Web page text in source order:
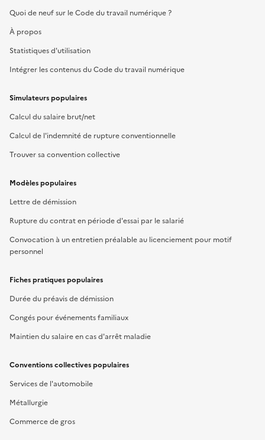
Quoi de neuf sur le Code du travail numérique ?
À propos
Statistiques d'utilisation
Intégrer les contenus du Code du travail numérique
Simulateurs populaires
Calcul du salaire brut/net
Calcul de l'indemnité de rupture conventionnelle
Trouver sa convention collective
Modèles populaires
Lettre de démission
Rupture du contrat en période d'essai par le salarié
Convocation à un entretien préalable au licenciement pour motif
personnel
Fiches pratiques populaires
Durée du préavis de démission
Congés pour événements familiaux
Maintien du salaire en cas d'arrêt maladie
Conventions collectives populaires
Services de l'automobile
Métallurgie
Commerce de gros